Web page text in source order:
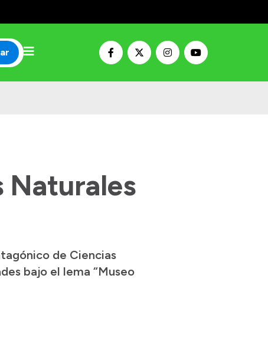
Naturales
de Ciencias
bajo el lema “Museo